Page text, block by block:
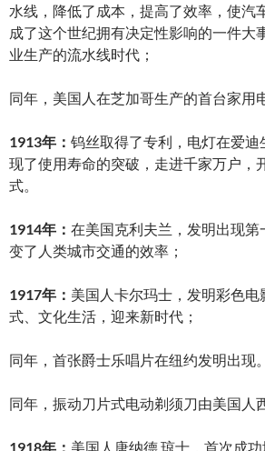
水线，降低了成本，提高了效率，使汽
成了这个世纪拥有决定性影响的一件大
业生产的流水线时代；
同年，美国人在芝加哥生产的首台家用
1913年： 钨丝取得了专利，电灯在爱
现了使用寿命的突破，走进千家万户，
式。
1914年： 在美国克利夫兰，发明出现第
变了人类城市交通的效率；
1917年： 美国人卡尔玛士，发明彩色
式、文化生活，迎来新时代；
同年，首张爵士乐唱片在纽约发明出现。
同年，振动刀片式电动剃须刀由美国人
1918年： 美国人唐纳德.琼士，首次成